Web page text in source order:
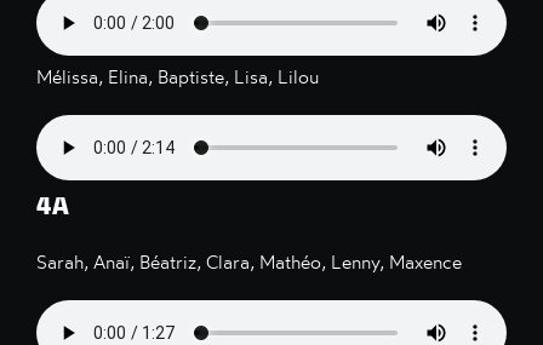
Mélissa, Elina, Baptiste, Lisa, Lilou
4A
Sarah, Anaï, Béatriz, Clara, Mathéo, Lenny, Maxence